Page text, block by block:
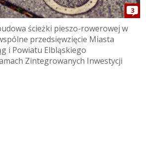
3
ścieżki pieszo-rowerowej w
przedsięwzięcie Miasta
i Powiatu Elbląskiego
Zintegrowanych Inwestycji